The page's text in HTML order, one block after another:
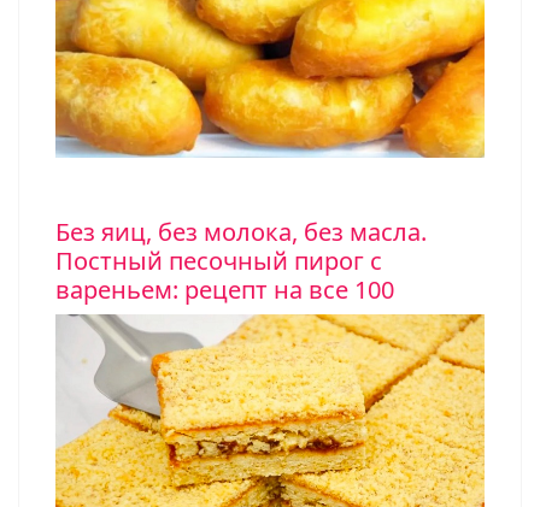
Без яиц, без молока, без масла.
Постный песочный пирог с
вареньем: рецепт на все 100